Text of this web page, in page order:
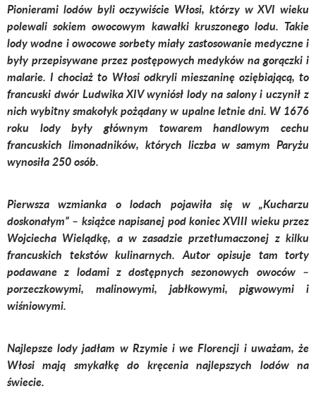
Pionierami lodów byli oczywiście Włosi, którzy w XVI wieku
polewali sokiem owocowym kawałki kruszonego lodu. Takie
lody wodne i owocowe sorbety miały zastosowanie medyczne i
były przepisywane przez postępowych medyków na gorączki i
malarie. I chociaż to Włosi odkryli mieszaninę oziębiającą, to
francuski dwór Ludwika XIV wyniósł lody na salony i uczynił z
nich wybitny smakołyk pożądany w upalne letnie dni. W 1676
roku lody były głównym towarem handlowym cechu
francuskich limonadników, których liczba w samym Paryżu
wynosiła 250 osób.
Pierwsza wzmianka o lodach pojawiła się w „Kucharzu
doskonałym” – książce napisanej pod koniec XVIII wieku przez
Wojciecha Wielądkę, a w zasadzie przetłumaczonej z kilku
francuskich tekstów kulinarnych. Autor opisuje tam torty
podawane z lodami z dostępnych sezonowych owoców –
porzeczkowymi, malinowymi, jabłkowymi, pigwowymi i
wiśniowymi.
Najlepsze lody jadłam w Rzymie i we Florencji i uważam, że
Włosi mają smykałkę do kręcenia najlepszych lodów na
świecie.